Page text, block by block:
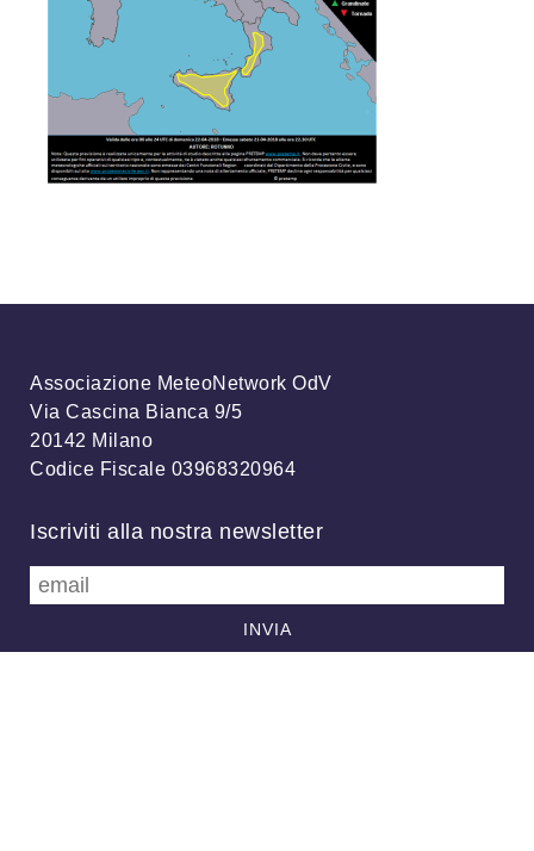
Associazione MeteoNetwork OdV
Via Cascina Bianca 9/5
20142 Milano
Codice Fiscale 03968320964
Iscriviti alla nostra newsletter